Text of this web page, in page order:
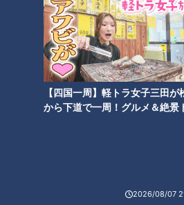
【四国一周】軽トラ女子三田が
から下道で一周！グルメ＆絶景
2026/08/07
栄養不足がもたらす不調 「
ビタミンAは、レバーなどに多く含
ジンやカボチャにはビタミンAの元
ニンジンの場合だと丸々1本分が1日
ちらも男女問わず全世代で不足しが